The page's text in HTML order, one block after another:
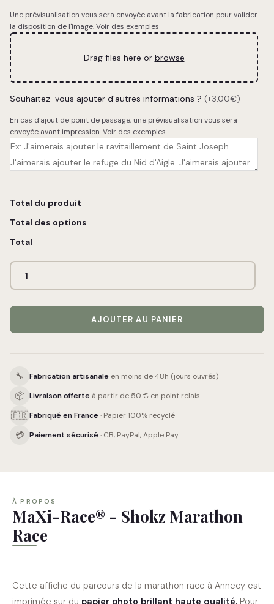
Une prévisualisation vous sera envoyée avant la fabrication pour valider
la disposition de l'image.Voir des exemples
Drag files here or browse
Souhaitez-vous ajouter d'autres informations ? (+3.00€)
En cas d'ajout de point de passage, une prévisualisation vous sera
envoyée avant impression.Voir des exemples
Total du produit
Total des options
Total
AJOUTER AU PANIER
🔧 Fabrication artisanale en moins de 48h (jours ouvrés)
📦 Livraison offerte à partir de 50 € en point relais
🇫🇷Fabriqué en France · Papier 100% recyclé
💳 Paiement sécurisé · CB, PayPal, Apple Pay
À PROPOS
MaXi-Race® - Shokz Marathon
Race
Cette affiche du parcours de la marathon race à Annecy est
imprimée sur du papier photo brillant haute qualité. Pour